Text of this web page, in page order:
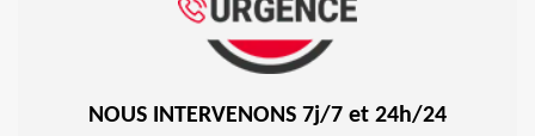
NOUS INTERVENONS 7j/7 et 24h/24